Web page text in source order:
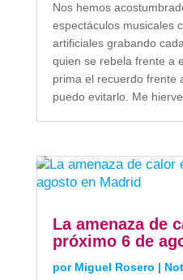
Nos hemos
espectáculos musicales
artificiales grabando
quien se rebela frente a
prima el recuerdo frente
puedo evitarlo. Me
La amenaza de
próximo 6 de
por Miguel Rosero |